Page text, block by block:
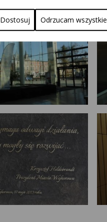
Dostosuj Odrzucam wszystkie